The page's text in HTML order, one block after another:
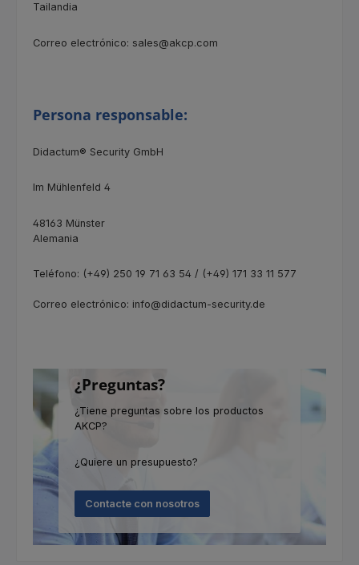
Tailandia
Correo electrónico: sales@akcp.com
Persona responsable:
Didactum® Security GmbH
Im Mühlenfeld 4
48163 Münster
Alemania
Teléfono: (+49) 250 19 71 63 54 / (+49) 171 33 11 577
Correo electrónico: info@didactum-security.de
¿Preguntas?
¿Tiene preguntas sobre los productos
AKCP?
¿Quiere un presupuesto?
Contacte con nosotros